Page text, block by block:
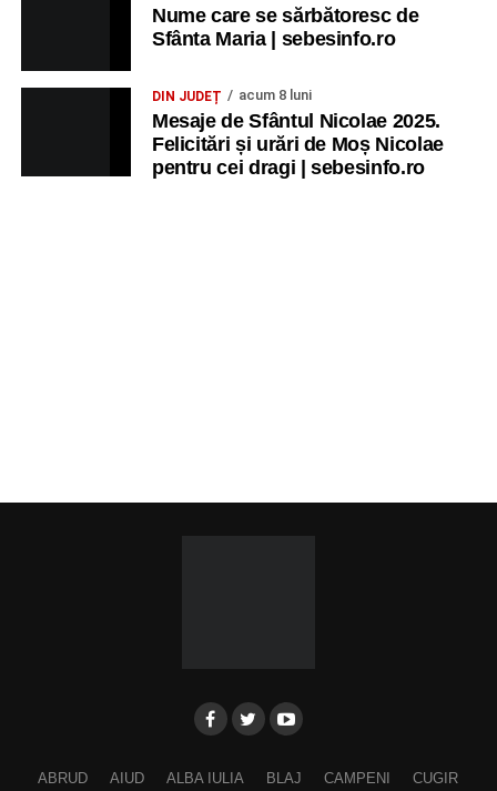
Nume care se sărbătoresc de
Sfânta Maria | sebesinfo.ro
DIN JUDEȚ acum 8 luni
Mesaje de Sfântul Nicolae 2025.
Felicitări și urări de Moș Nicolae
pentru cei dragi | sebesinfo.ro
ABRUD AIUD ALBA IULIA BLAJ CAMPENI CUGIR